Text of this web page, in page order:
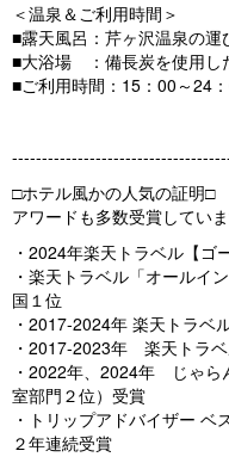
＜温泉＆ご利用時間＞
■露天風呂：芹ヶ沢温泉の
■大浴場 ：備長炭を使用し
■ご利用時間：15：00～24
□ホテル風かの人気の証明□
アワードも多数受賞していま
・2024年楽天トラベル【ゴ
・楽天トラベル「オールイ
国１位
・2017-2024年 楽天トラベ
・2017-2023年 楽天トラ
・2022年、2024年 じゃ
室部門２位）受賞
・トリップアドバイザー
２年連続受賞